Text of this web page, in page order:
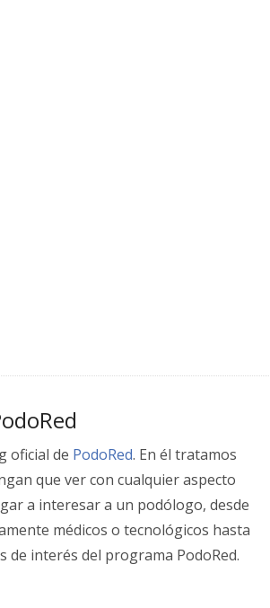
oficial de PodoRed. En él tratamos
que ver con cualquier aspecto
a interesar a un podólogo, desde
médicos o tecnológicos hasta
de interés del programa PodoRed.